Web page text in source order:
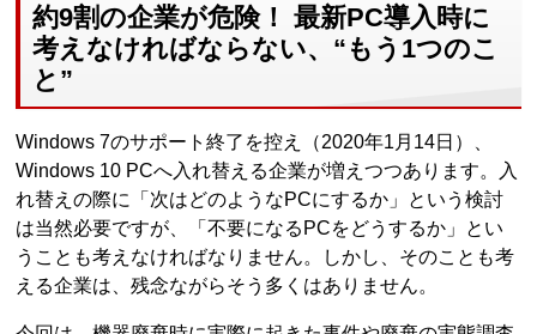
約9割の企業が危険！ 最新PC導入時に
考えなければならない、“もう1つのこ
と”
Windows 7のサポート終了を控え（2020年1月14日）、
Windows 10 PCへ入れ替える企業が増えつつあります。入
れ替えの際に「次はどのようなPCにするか」という検討
は当然必要ですが、「不要になるPCをどうするか」とい
うことも考えなければなりません。しかし、そのことも考
える企業は、残念ながらそう多くはありません。